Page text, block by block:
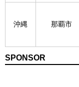
沖縄 那覇市
SPONSOR